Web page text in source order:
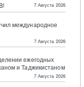
7 Августа 2026
международное
7 Августа 2026
ежегодных
и Таджикистаном
7 Августа 2026